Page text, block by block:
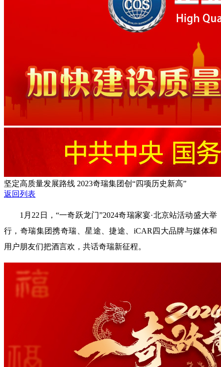
坚定高质量发展路线 2023奇瑞集团创“四项历史新高”
返回列表
1月22日，“一奇跃龙门”2024奇瑞家宴·北京站活动盛大举
行，奇瑞集团携奇瑞、星途、捷途、iCAR四大品牌与媒体和
用户朋友们把酒言欢，共话奇瑞新征程。